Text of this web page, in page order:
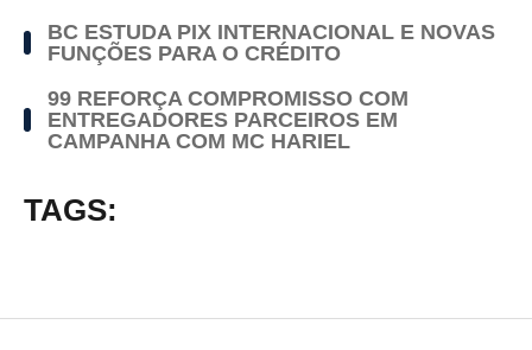
BC ESTUDA PIX INTERNACIONAL E NOVAS
FUNÇÕES PARA O CRÉDITO
99 REFORÇA COMPROMISSO COM
ENTREGADORES PARCEIROS EM
CAMPANHA COM MC HARIEL
TAGS: